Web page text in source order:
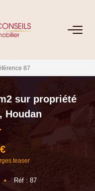
87
sur propriété
, Houdan
• Réf : 87